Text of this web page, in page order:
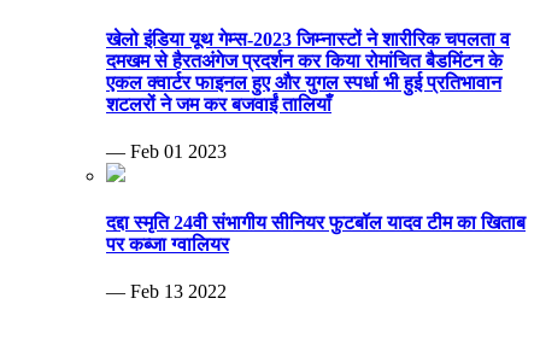
खेलो इंडिया यूथ गेम्स-2023 जिम्नास्टों ने शारीरिक चपलता व
दमखम से हैरतअंगेज प्रदर्शन कर किया रोमांचित बैडमिंटन के
एकल क्वार्टर फाइनल हुए और युगल स्पर्धा भी हुई प्रतिभावान
शटलरों ने जम कर बजवाईं तालियाँ
— Feb 01 2023
दद्दा स्मृति 24वी संभागीय सीनियर फुटबॉल यादव टीम का खिताब
पर कब्जा ग्वालियर
— Feb 13 2022